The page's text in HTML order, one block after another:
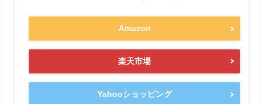
Amazon
楽天市場
Yahooショッピング